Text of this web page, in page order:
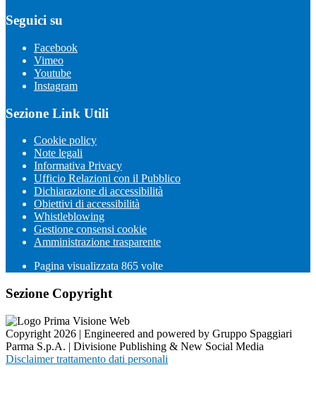
Seguici su
Facebook
Vimeo
Youtube
Instagram
Sezione Link Utili
Cookie policy
Note legali
Informativa Privacy
Ufficio Relazioni con il Pubblico
Dichiarazione di accessibilità
Obiettivi di accessibilità
Whistleblowing
Gestione consensi cookie
Amministrazione trasparente
Pagina visualizzata 865 volte
Sezione Copyright
Copyright 2026 | Engineered and powered by Gruppo Spaggiari
Parma S.p.A. | Divisione Publishing & New Social Media
Disclaimer trattamento dati personali